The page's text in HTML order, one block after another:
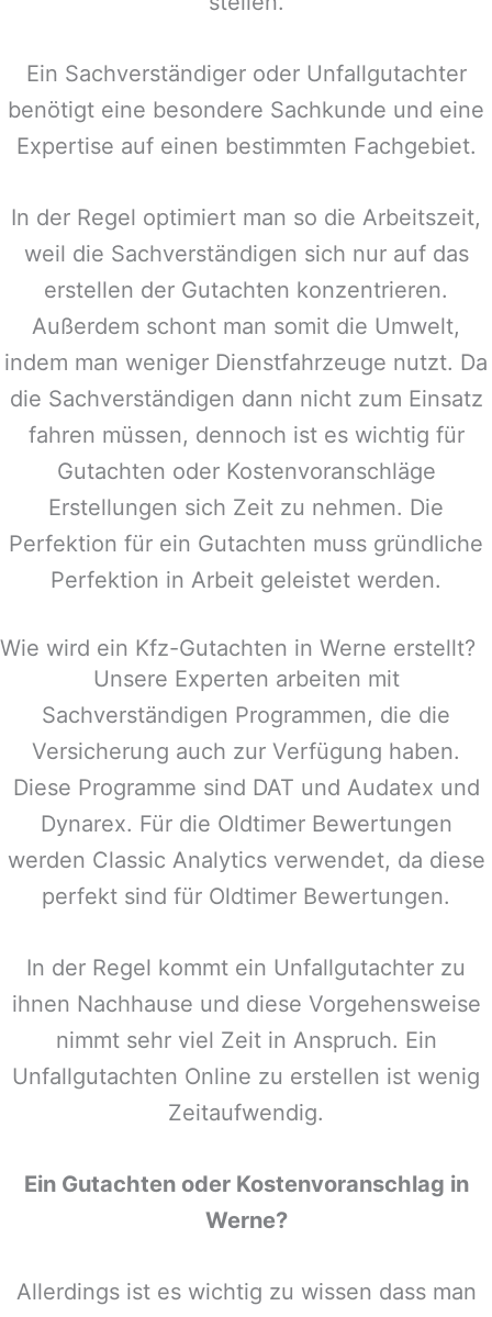
Ein Sachverständiger oder Unfallgutachter
benötigt eine besondere Sachkunde und eine
Expertise auf einen bestimmten Fachgebiet.
In der Regel optimiert man so die Arbeitszeit,
weil die Sachverständigen sich nur auf das
erstellen der Gutachten konzentrieren.
Außerdem schont man somit die Umwelt,
indem man weniger Dienstfahrzeuge nutzt. Da
die Sachverständigen dann nicht zum Einsatz
fahren müssen, dennoch ist es wichtig für
Gutachten oder Kostenvoranschläge
Erstellungen sich Zeit zu nehmen. Die
Perfektion für ein Gutachten muss gründliche
Perfektion in Arbeit geleistet werden.
Wie wird ein Kfz-Gutachten in Werne erstellt?
Unsere Experten arbeiten mit
Sachverständigen Programmen, die die
Versicherung auch zur Verfügung haben.
Diese Programme sind DAT und Audatex und
Dynarex. Für die Oldtimer Bewertungen
werden Classic Analytics verwendet, da diese
perfekt sind für Oldtimer Bewertungen.
In der Regel kommt ein Unfallgutachter zu
ihnen Nachhause und diese Vorgehensweise
nimmt sehr viel Zeit in Anspruch. Ein
Unfallgutachten Online zu erstellen ist wenig
Zeitaufwendig.
Ein Gutachten oder Kostenvoranschlag in
Werne?
Allerdings ist es wichtig zu wissen dass man